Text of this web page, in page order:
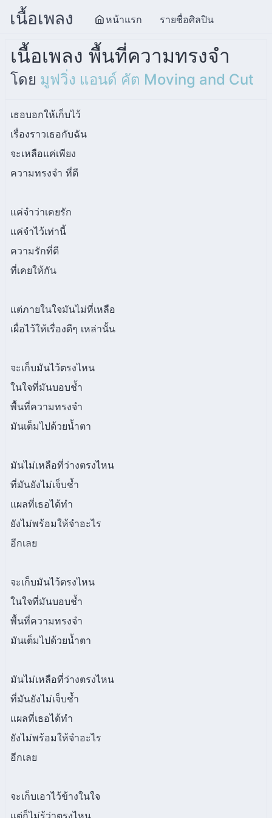
เนื้อเพลง หน้าแรก รายชื่อศิลปิน
เนื้อเพลง พื้นที่ความทรงจำ
โดย มูฟวิ่ง แอนด์ คัต Moving and Cut
เธอบอกให้เก็บไว้
เรื่องราวเธอกับฉัน
จะเหลือแค่เพียง
ความทรงจำ ที่ดี
แค่จำว่าเคยรัก
แค่จำไว้เท่านี้
ความรักที่ดี
ที่เคยให้กัน
แต่ภายในใจมันไม่ที่เหลือ
เผื่อไว้ให้เรื่องดีๆ เหล่านั้น
จะเก็บมันไว้ตรงไหน
ในใจที่มันบอบช้ำ
พื้นที่ความทรงจำ
มันเต็มไปด้วยน้ำตา
มันไม่เหลือที่ว่างตรงไหน
ที่มันยังไม่เจ็บช้ำ
แผลที่เธอได้ทำ
ยังไม่พร้อมให้จำอะไร
อีกเลย
จะเก็บมันไว้ตรงไหน
ในใจที่มันบอบช้ำ
พื้นที่ความทรงจำ
มันเต็มไปด้วยน้ำตา
มันไม่เหลือที่ว่างตรงไหน
ที่มันยังไม่เจ็บช้ำ
แผลที่เธอได้ทำ
ยังไม่พร้อมให้จำอะไร
อีกเลย
จะเก็บเอาไว้ข้างในใจ
แต่ก็ไม่รู้ว่าตรงไหน